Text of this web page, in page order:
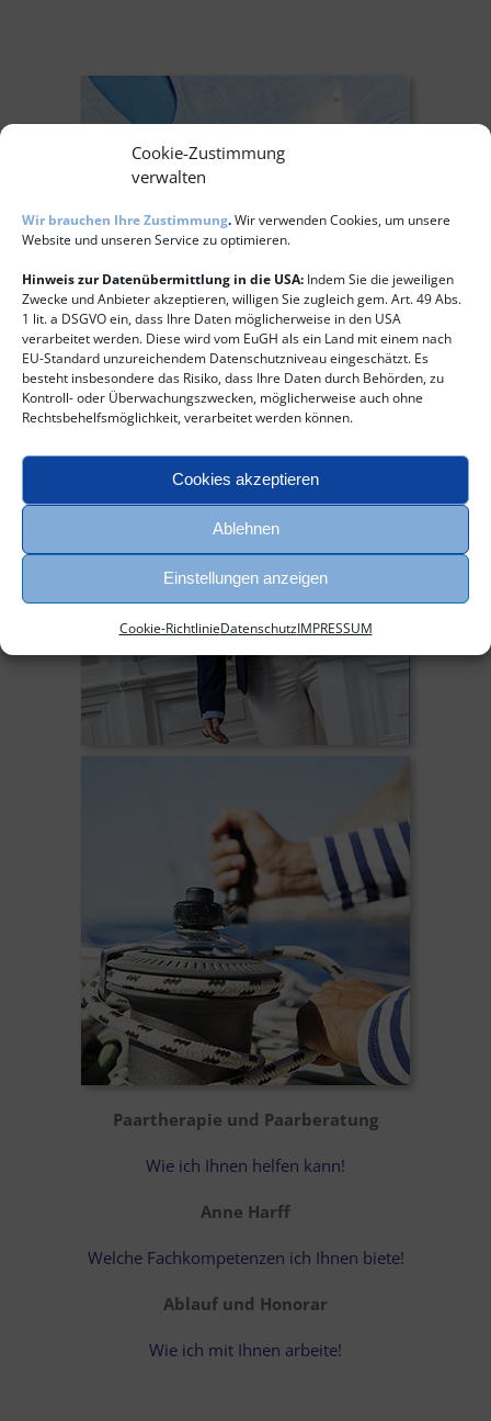
Cookie-Zustimmung
verwalten
Wir brauchen Ihre Zustimmung.Wir verwenden Cookies, um unsere
Website und unseren Service zu optimieren.
Hinweis zur Datenübermittlung in die USA: Indem Sie die jeweiligen
Zwecke und Anbieter akzeptieren, willigen Sie zugleich gem. Art. 49 Abs.
1 lit. a DSGVO ein, dass Ihre Daten möglicherweise in den USA
verarbeitet werden. Diese wird vom EuGH als ein Land mit einem nach
EU-Standard unzureichendem Datenschutzniveau eingeschätzt. Es
besteht insbesondere das Risiko, dass Ihre Daten durch Behörden, zu
Kontroll- oder Überwachungszwecken, möglicherweise auch ohne
Rechtsbehelfsmöglichkeit, verarbeitet werden können.
Cookies akzeptieren
Ablehnen
Einstellungen anzeigen
Cookie-RichtlinieDatenschutzIMPRESSUM
Paartherapie und Paarberatung
Wie ich Ihnen helfen kann!
Anne Harff
Welche Fachkompetenzen ich Ihnen biete!
Ablauf und Honorar
Wie ich mit Ihnen arbeite!